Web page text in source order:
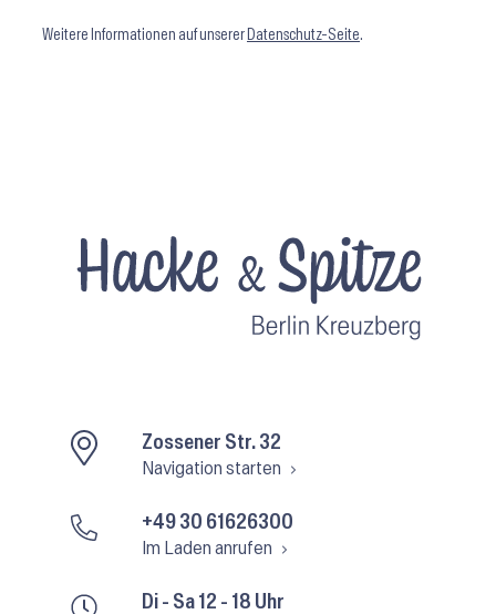
Weitere Informationen auf unserer Datenschutz-Seite.
Di - Sa 12 - 18 Uhr
Zossener Str. 32
Navigation starten
+49 30 61626300
Im Laden anrufen